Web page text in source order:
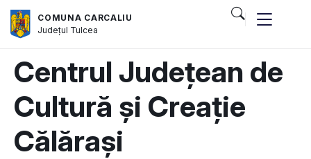
COMUNA CARCALIU
Județul Tulcea
Centrul Județean de
Cultură și Creație
Călărași